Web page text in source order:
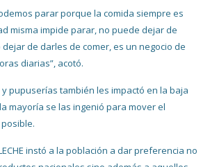
parar porque la comida siempre es
misma impide parar, no puede dejar de
de darles de comer, es un negocio de
diarias”, acotó.
pupuserías también les impactó en la baja
mayoría se las ingenió para mover el
instó a la población a dar preferencia no